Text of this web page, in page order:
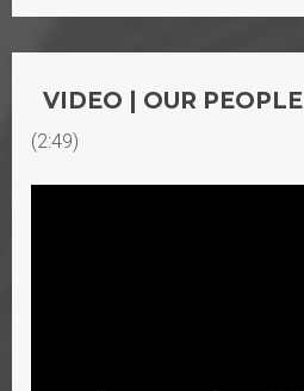
VIDEO | OUR PEOPLE
(2:49)